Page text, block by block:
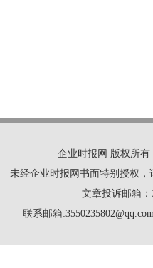
企业时报网 版权所有
未经企业时报网书面特别授权
文章投诉邮箱：
联系邮箱